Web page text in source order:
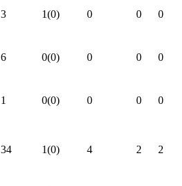
3 1(0) 0 0 0
6 0(0) 0 0 0
1 0(0) 0 0 0
34 1(0) 4 2 2